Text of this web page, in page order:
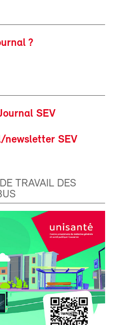
?
SEV
newsletter SEV
TRAVAIL DES